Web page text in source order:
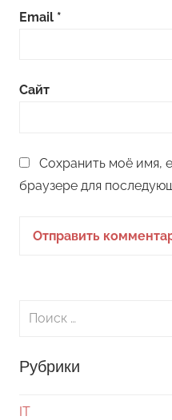
Email *
Сайт
Сохранить моё имя,
браузере для
Поиск
Рубрики
IT